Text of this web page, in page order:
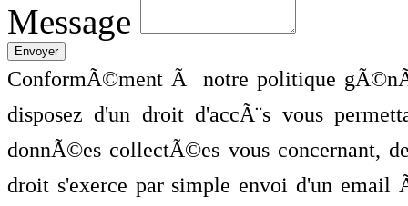
Message
ConformÃ©ment Ã notre politique
disposez d'un droit d'accÃ¨s vous
donnÃ©es collectÃ©es vous concernant,
droit s'exerce par simple envoi d'un